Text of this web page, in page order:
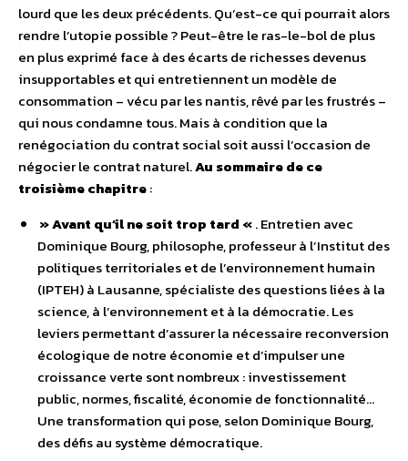
lourd que les deux précédents. Qu’est-ce qui pourrait alors
rendre l’utopie possible ? Peut-être le ras-le-bol de plus
en plus exprimé face à des écarts de richesses devenus
insupportables et qui entretiennent un modèle de
consommation – vécu par les nantis, rêvé par les frustrés –
qui nous condamne tous. Mais à condition que la
renégociation du contrat social soit aussi l’occasion de
négocier le contrat naturel.Au sommaire de ce
troisième chapitre:
» Avant qu’il ne soit trop tard «. Entretien avec
Dominique Bourg, philosophe, professeur à l’Institut des
politiques territoriales et de l’environnement humain
(IPTEH) à Lausanne, spécialiste des questions liées à la
science, à l’environnement et à la démocratie. Les
leviers permettant d’assurer la nécessaire reconversion
écologique de notre économie et d’impulser une
croissance verte sont nombreux : investissement
public, normes, fiscalité, économie de fonctionnalité…
Une transformation qui pose, selon Dominique Bourg,
des défis au système démocratique.